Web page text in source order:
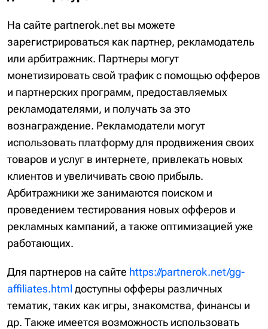
На сайте partnerok.net вы можете
зарегистрироваться как партнер, рекламодатель
или арбитражник. Партнеры могут
монетизировать свой трафик с помощью офферов
и партнерских программ, предоставляемых
рекламодателями, и получать за это
вознаграждение. Рекламодатели могут
использовать платформу для продвижения своих
товаров и услуг в интернете, привлекать новых
клиентов и увеличивать свою прибыль.
Арбитражники же занимаются поиском и
проведением тестирования новых офферов и
рекламных кампаний, а также оптимизацией уже
работающих.
Для партнеров на сайте https://partnerok.net/gg-
affiliates.html доступны офферы различных
тематик, таких как игры, знакомства, финансы и
др. Также имеется возможность использовать